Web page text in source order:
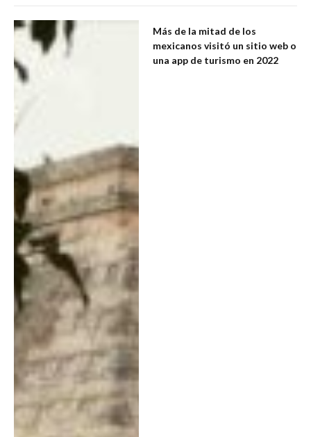
Más de la mitad de los
mexicanos visitó un sitio web o
una app de turismo en 2022